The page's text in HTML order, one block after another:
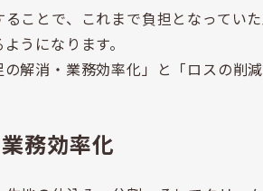
ことで、これまで負担となってい
うになります。
解消・業務効率化」と「ロスの削減
務効率化